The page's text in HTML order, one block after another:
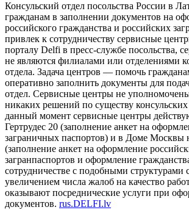
Консульский отдел посольства России в
гражданам в заполнении документов на
российского гражданства и российских
привлек к сотрудничеству сервисные
порталу Delfi в пресс-службе посольства,
не являются филиалами или отделениями
отдела. Задача центров — помочь
оперативно заполнить документы для
отдел. Сервисные центры не
никаких решений по существу
данный момент сервисные центры
Гертрудес 20 (заполнение анкет на
заграничных паспортов) и в Доме Москвы
(заполнение анкет на оформление
загранпаспортов и оформление
сотрудничестве с подобными структурами
увеличением числа жалоб на качество
оказывают посреднические услуги при
документов. rus.DELFI.lv